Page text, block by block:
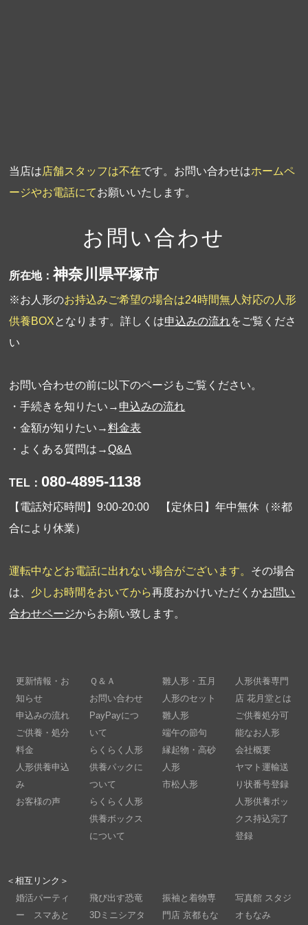
当店は店舗スタッフは不在です。お問い合わせはホームペ
ージやお電話にてお願いいたします。
お問い合わせ
所在地：神奈川県平塚市
※お人形のお持込みご希望の場合は24時間無人対応の人形
供養BOXとなります。詳しくは申込みの流れをご覧くださ
い
お問い合わせの前に以下のページもご覧ください。
・手続きを知りたい→ 申込みの流れ
・金額が知りたい→料金表
・よくある質問は→Q&A
TEL： 080-4895-1138
【電話対応時間】9:00-20:00 【定休日】年中無休（※都
合により休業）
運転中などお電話に出れない場合がございます。 その場合
は、 少しお時間をおいてから再度おかけいただくかお問い
合わせページからお願い致します。
更新情報・お
知らせ
申込みの流れ
ご供養・処分
料金
人形供養申込
み
お客様の声
Ｑ＆Ａ
お問い合わせ
PayPayにつ
いて
らくらく人形
供養パックに
ついて
らくらく人形
供養ボックス
について
雛人形・五月
人形のセット
雛人形
端午の節句
縁起物・高砂
人形
市松人形
人形供養専門
店 花月堂とは
ご供養処分可
能なお人形
会社概要
ヤマト運輸送
り状番号登録
人形供養ボッ
クス持込完了
登録
＜相互リンク＞
婚活パーティ
ー スマあと
飛び出す恐竜
3Dミニシアタ
振袖と着物専
門店 京都もな
写真館 スタジ
オもなみ